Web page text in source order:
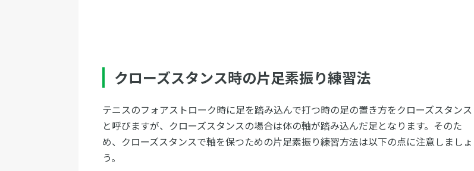
クローズスタンス時の片足素振り練習法
テニスのフォアストローク時に足を踏み込んで打つ時の足の置き方をクローズスタンス
と呼びますが、クローズスタンスの場合は体の軸が踏み込んだ足となります。そのた
め、クローズスタンスで軸を保つための片足素振り練習方法は以下の点に注意しましょ
う。